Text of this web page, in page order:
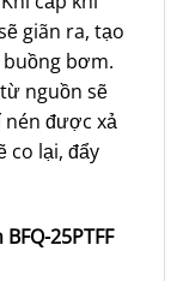
giãn ra, tạo
bơm.
nguồn sẽ
được xả
co lại, đẩy
25PTFF